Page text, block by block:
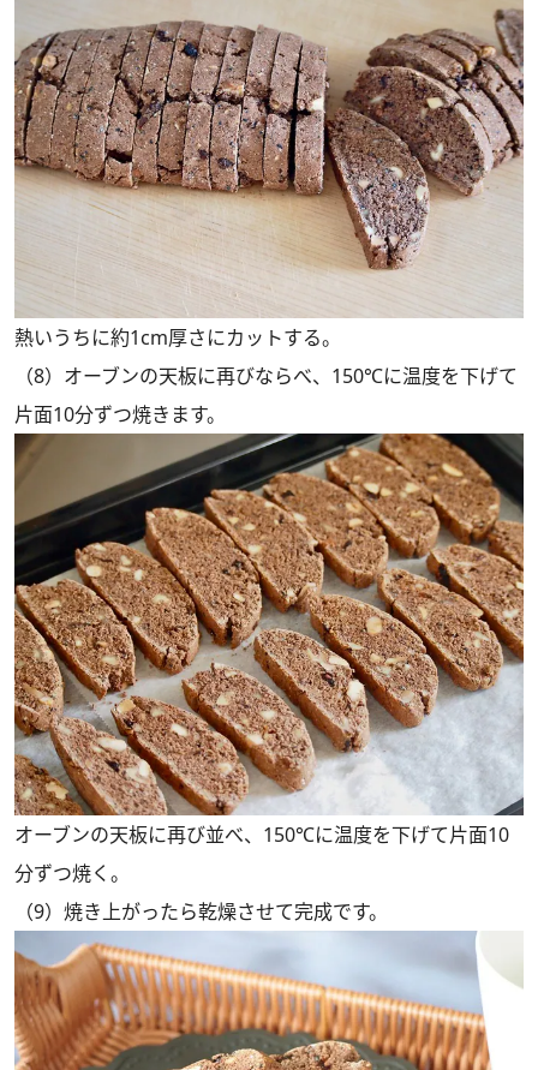
熱いうちに約1cm厚さにカットする。
（8）オーブンの天板に再びならべ、150℃に温度を下げて
片面10分ずつ焼きます。
オーブンの天板に再び並べ、150℃に温度を下げて片面10
分ずつ焼く。
（9）焼き上がったら乾燥させて完成です。